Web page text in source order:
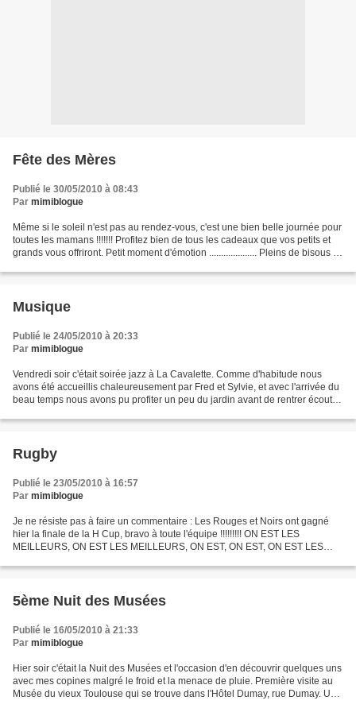
Fête des Mères
Publié le 30/05/2010 à 08:43
Par mimiblogue
Même si le soleil n'est pas au rendez-vous, c'est une bien belle journée pour
toutes les mamans !!!!!!! Profitez bien de tous les cadeaux que vos petits et
grands vous offriront. Petit moment d'émotion .................... Pleins de bisous à
Musique
Publié le 24/05/2010 à 20:33
Par mimiblogue
Vendredi soir c'était soirée jazz à La Cavalette. Comme d'habitude nous
avons été accueillis chaleureusement par Fred et Sylvie, et avec l'arrivée du
beau temps nous avons pu profiter un peu du jardin avant de rentrer écouter
Rugby
Publié le 23/05/2010 à 16:57
Par mimiblogue
Je ne résiste pas à faire un commentaire : Les Rouges et Noirs ont gagné
hier la finale de la H Cup, bravo à toute l'équipe !!!!!!!!! ON EST LES
MEILLEURS, ON EST LES MEILLEURS, ON EST, ON EST, ON EST LES
5ème Nuit des Musées
Publié le 16/05/2010 à 21:33
Par mimiblogue
Hier soir c'était la Nuit des Musées et l'occasion d'en découvrir quelques uns
avec mes copines malgré le froid et la menace de pluie. Première visite au
Musée du vieux Toulouse qui se trouve dans l'Hôtel Dumay, rue Dumay. Un